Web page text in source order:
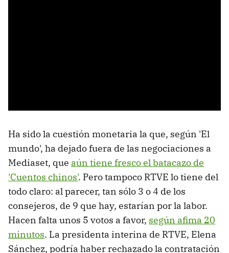
Ha sido la cuestión monetaria la que, según 'El
mundo', ha dejado fuera de las negociaciones a
Mediaset, que aún tiene fresco el batacazo de
'Cuentos chinos'. Pero tampoco RTVE lo tiene del
todo claro: al parecer, tan sólo 3 o 4 de los
consejeros, de 9 que hay, estarían por la labor.
Hacen falta unos 5 votos a favor, según afima 20
minutos. La presidenta interina de RTVE, Elena
Sánchez, podría haber rechazado la contratación